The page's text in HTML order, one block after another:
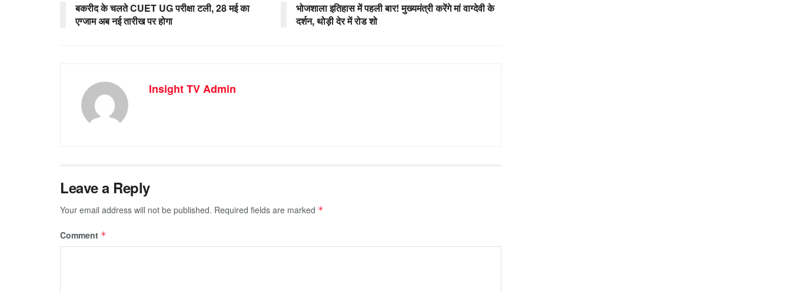
बकरीद के चलते CUET UG परीक्षा टली, 28 मई का
एग्जाम अब नई तारीख पर होगा
भोजशाला इतिहास में पहली बार! मुख्यमंत्री करेंगे मां वाग्देवी के
दर्शन, थोड़ी देर में रोड शो
Insight TV Admin
Leave a Reply
Your email address will not be published. Required fields are marked *
Comment *